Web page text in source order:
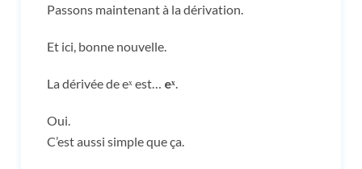
Passons maintenant à la dérivation.
Et ici, bonne nouvelle.
La dérivée de eˣ est… eˣ
Oui.
C’est aussi simple que ça.